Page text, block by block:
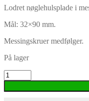
Lodret nøglehulsplade i
Mål: 32×90 mm.
Messingskruer medfølger.
På lager
Lodret
nøglehulsplade
antal